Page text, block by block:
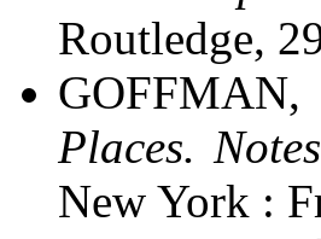
Routledge,
Places.
New York :